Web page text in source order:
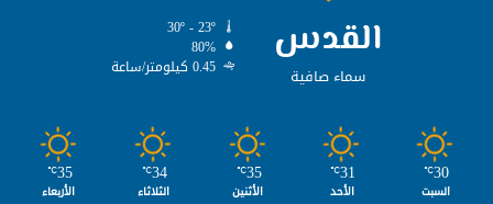
القدس
سماء صافية
80%
0.45 كيلومتر/ساعة
30
℃
السبت
31
℃
الأحد
35
℃
الأثنين
34
℃
الثلاثاء
35
℃
الأربعاء